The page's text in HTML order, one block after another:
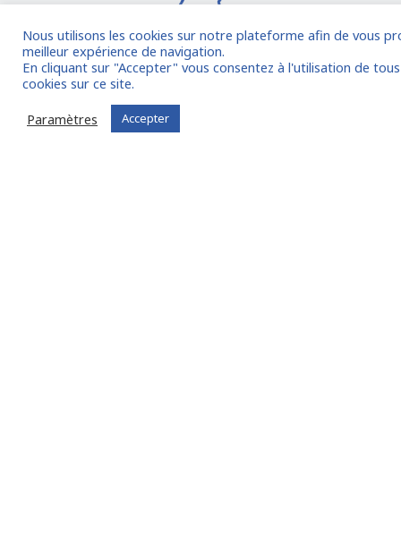
Je rejoins la communauté
Vous êtes déjà inscrit ?
Nous utilisons les cookies sur notre plateforme afin de vous
meilleur expérience de navigation.
En cliquant sur "Accepter" vous consentez à l'utilisation de
cookies sur ce site.
Paramètres
Accepter